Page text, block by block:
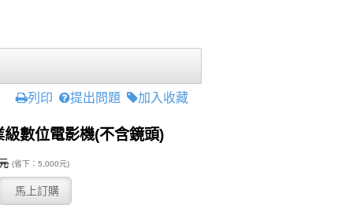
列印 提出問題 加入收藏
數位電影機(不含鏡頭)
(省下：5,000元)